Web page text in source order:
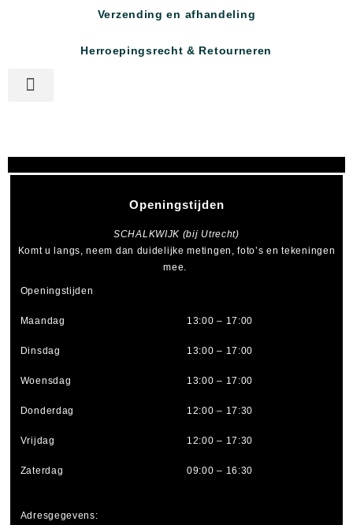
Verzending en afhandeling
Herroepingsrecht & Retourneren
Openingstijden
SCHALKWIJK (bij Utrecht)
Komt u langs, neem dan duidelijke metingen, foto’s en tekeningen
mee.
Openingstijden
Maandag 13:00 – 17:00
Dinsdag 13:00 – 17:00
Woensdag 13:00 – 17:00
Donderdag 12:00 – 17:30
Vrijdag 12:00 – 17:30
Zaterdag 09:00 – 16:30
Adresgegevens: